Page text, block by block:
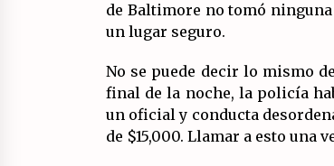
de Baltimore no tomó
un lugar seguro.
No se puede decir lo mismo
final de la noche, la policía
un oficial y conducta
de $15,000. Llamar a esto una